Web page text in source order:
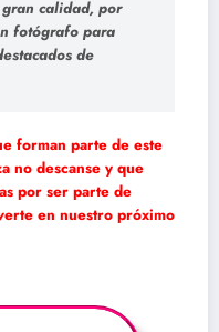
calidad, por
fotógrafo para
de
forman parte de este
no descanse y que
por ser parte de
en nuestro próximo